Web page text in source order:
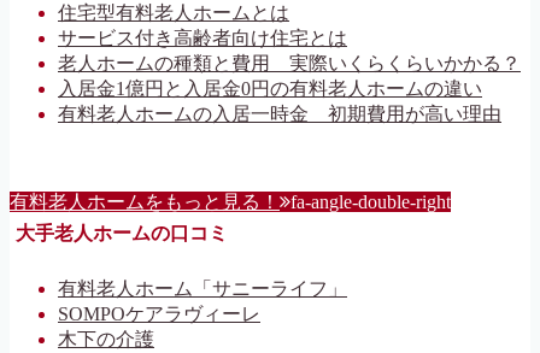
住宅型有料老人ホームとは
サービス付き高齢者向け住宅とは
老人ホームの種類と費用 実際いくらくらいかかる？
入居金1億円と入居金0円の有料老人ホームの違い
有料老人ホームの入居一時金 初期費用が高い理由
有料老人ホームをもっと見る！ fa-angle-double-right
大手老人ホームの口コミ
有料老人ホーム「サニーライフ」
SOMPOケアラヴィーレ
木下の介護